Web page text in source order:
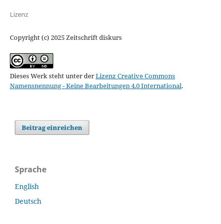
Lizenz
Copyright (c) 2025 Zeitschrift diskurs
Dieses Werk steht unter derLizenz Creative Commons
Namensnennung - Keine Bearbeitungen 4.0 International.
Beitrag einreichen
Sprache
English
Deutsch